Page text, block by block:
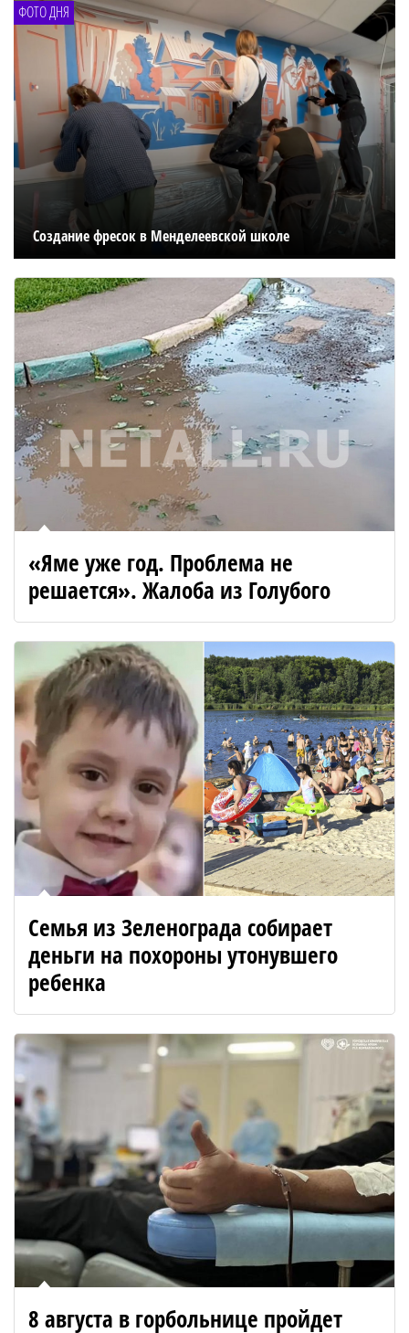
ФОТО ДНЯ
Создание фресок в Менделеевской школе
«Яме уже год. Проблема не
решается». Жалоба из Голубого
Семья из Зеленограда собирает
деньги на похороны утонувшего
ребенка
8 августа в горбольнице пройдет